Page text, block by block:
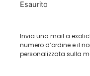
Esaurito
Invia una mail a
numero d’ordine e il
personalizzata sulla